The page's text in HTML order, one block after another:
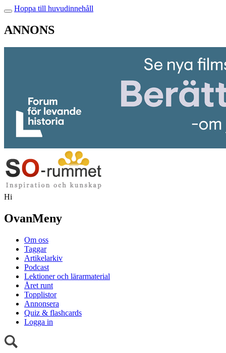
Hoppa till huvudinnehåll
ANNONS
Hi
OvanMeny
Om oss
Taggar
Artikelarkiv
Podcast
Lektioner och lärarmaterial
Året runt
Topplistor
Annonsera
Quiz & flashcards
Logga in